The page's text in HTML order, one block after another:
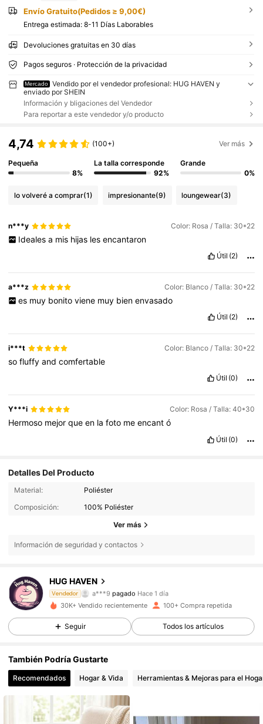
Envío Gratuito(Pedidos ≥ 9,00€)
Entrega estimada: 8-11 Días Laborables
Devoluciones gratuitas en 30 días
Pagos seguros · Protección de la privacidad
Mercado
Vendido por el vendedor profesional: HUG HAVEN y
enviado por SHEIN
Información y bligaciones del Vendedor
Para reportar a este vendedor y/o producto
4,74 (100+) Ver más
Pequeña
8%
La talla corresponde
92%
Grande
0%
lo volveré a comprar(1) impresionante(9) loungewear(3)
n***y Color: Rosa / Talla: 30*22
Ideales a mis hijas les encantaron
Útil (2)
a***z Color: Blanco / Talla: 30*22
es muy bonito viene muy bien envasado
Útil (2)
i***t Color: Blanco / Talla: 30*22
sofluffyandcomfertable
Útil (0)
Y***i Color: Rosa / Talla: 40*30
Hermoso mejorqueen lafoto meencantó
Útil (0)
Detalles Del Producto
Material:
Poliéster
Composición:
100% Poliéster
Ver más
Información de seguridad y contactos
HUG HAVEN
Vendedor
4,67
4,67
a***9 pagado Hace 1 día
seguido hace
4,67 222 Seguidores
4,67
4,67 222 Seguidores
30K+ Vendido recientemente 100+ Compra repetida
Seguir Todos los artículos
También Podría Gustarte
Recomendados Hogar & Vida Herramientas & Mejoras para el